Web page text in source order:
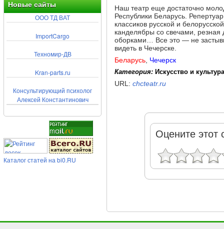
Новые сайты
ООО ТД ВАТ
ImportCargo
Техномир-ДВ
Kran-parts.ru
Консультирующий психолог
Алексей Константинович
Каталог статей на bi0.RU
Наш театр еще достаточно
Республики Беларусь.
классиков русской и
канделябры со свечами,
оборками… Все это — не
видеть в Чечерске.
Беларусь Чечерск
Категория: Искусство и
URL: chcteatr.ru
Оцените этот